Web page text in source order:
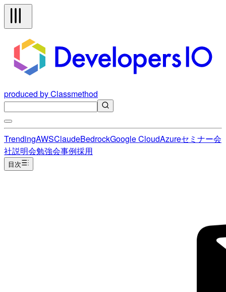
produced by Classmethod
TrendingAWSClaudeBedrockGoogle CloudAzureセミナー会
社説明会勉強会事例採用
目次